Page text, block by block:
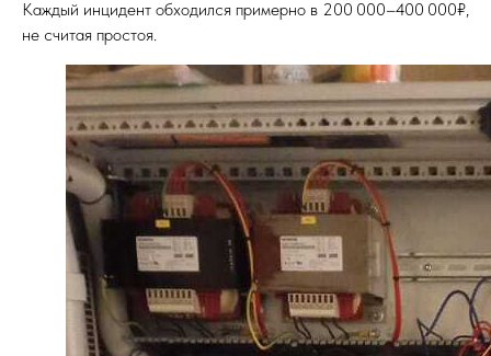
Каждый инцидент обходился примерно в 200 000–400 000₽,
не считая простоя.